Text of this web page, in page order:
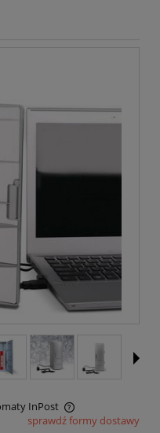
InPost
płatności
sprawdź formy dostawy